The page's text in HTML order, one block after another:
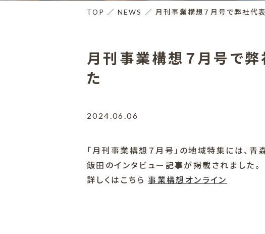
TOP NEWS 月刊事業構想７月号で弊社代
月刊事業構想７月号で
た
2024.06.06
「月刊事業構想７月号」の地域特集には、
飯田のインタビュー記事が掲載されました。
詳しくはこちら事業構想オンライン